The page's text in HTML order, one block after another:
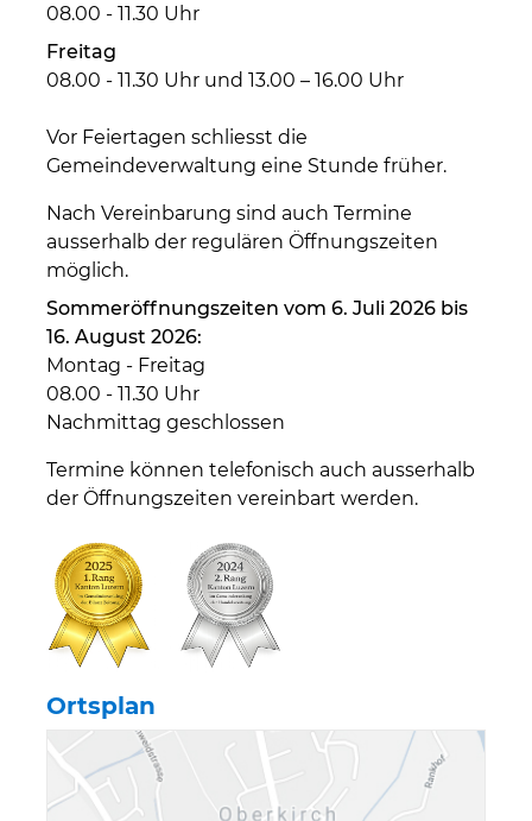
08.00 - 11.30 Uhr
Freitag
08.00 - 11.30 Uhr und 13.00 – 16.00 Uhr
Vor Feiertagen schliesst die
Gemeindeverwaltung eine Stunde früher.
Nach Vereinbarung sind auch Termine
ausserhalb der regulären Öffnungszeiten
möglich.
Sommeröffnungszeiten vom 6. Juli 2026 bis
16. August 2026:
Montag - Freitag
08.00 - 11.30 Uhr
Nachmittag geschlossen
Termine können telefonisch auch ausserhalb
der Öffnungszeiten vereinbart werden.
Ortsplan